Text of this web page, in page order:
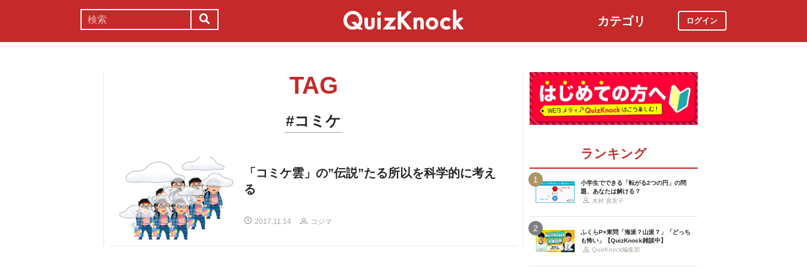
カテゴリ ログイン
TAG
#コミケ
「コミケ雲」の”伝説”たる所以を科学的に考え
る
2017.11.14 コジマ
ランキング
1
小学生でできる「転がる2つの円」の問
題、あなたは解ける？
木村 真実子
2
ふくらP×東問「海派？山派？」「どっち
も怖い」【QuizKnock雑談中】
QuizKnock編集部